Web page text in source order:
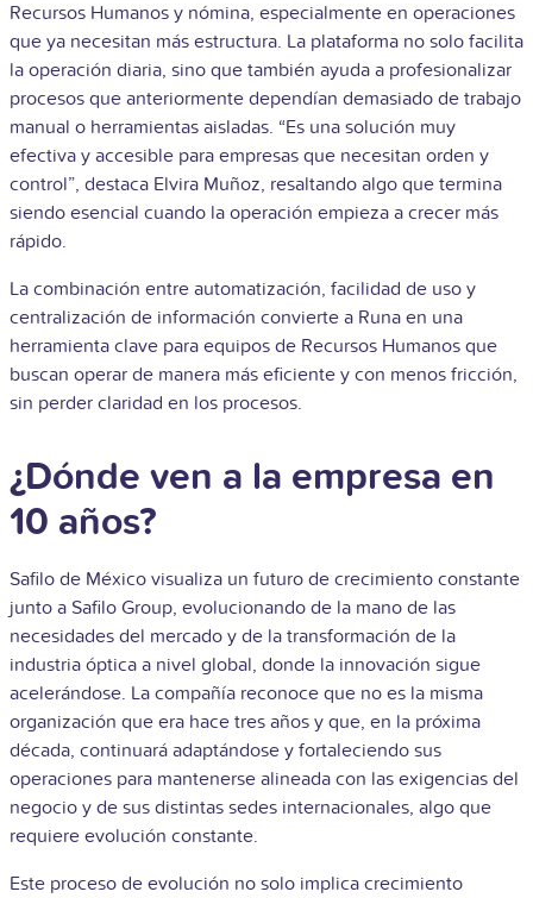
Recursos Humanos y nómina, especialmente en operaciones
que ya necesitan más estructura. La plataforma no solo facilita
la operación diaria, sino que también ayuda a profesionalizar
procesos que anteriormente dependían demasiado de trabajo
manual o herramientas aisladas. “Es una solución muy
efectiva y accesible para empresas que necesitan orden y
control”, destaca Elvira Muñoz, resaltando algo que termina
siendo esencial cuando la operación empieza a crecer más
rápido.
La combinación entre automatización, facilidad de uso y
centralización de información convierte a Runa en una
herramienta clave para equipos de Recursos Humanos que
buscan operar de manera más eficiente y con menos fricción,
sin perder claridad en los procesos.
¿Dónde ven a la empresa en
10 años?
Safilo de México visualiza un futuro de crecimiento constante
junto a Safilo Group, evolucionando de la mano de las
necesidades del mercado y de la transformación de la
industria óptica a nivel global, donde la innovación sigue
acelerándose. La compañía reconoce que no es la misma
organización que era hace tres años y que, en la próxima
década, continuará adaptándose y fortaleciendo sus
operaciones para mantenerse alineada con las exigencias del
negocio y de sus distintas sedes internacionales, algo que
requiere evolución constante.
Este proceso de evolución no solo implica crecimiento